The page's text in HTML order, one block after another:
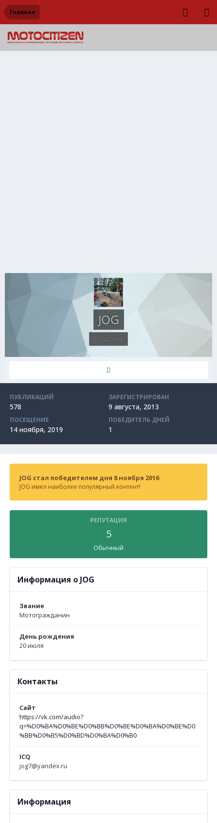
Главная
JOG
Участник
ПУБЛИКАЦИЙ
578
ЗАРЕГИСТРИРОВАН
9 августа, 2013
ПОСЕЩЕНИЕ
14 ноября, 2019
ПОБЕДИТЕЛЬ ДНЕЙ
1
JOG стал победителем дня 8 ноября 2016
JOG имел наиболее популярный контент!
РЕПУТАЦИЯ
5
Обычный
Информация о JOG
Звание
Мотогражданин
День рождения
20 июля
Контакты
Сайт
https://vk.com/audio?
q=%D0%BA%D0%BE%D0%BB%D0%BE%D0%BA%D0%BE%D0
%BB%D0%B5%D0%BD%D0%BA%D0%B0
ICQ
jog7@yandex.ru
Информация